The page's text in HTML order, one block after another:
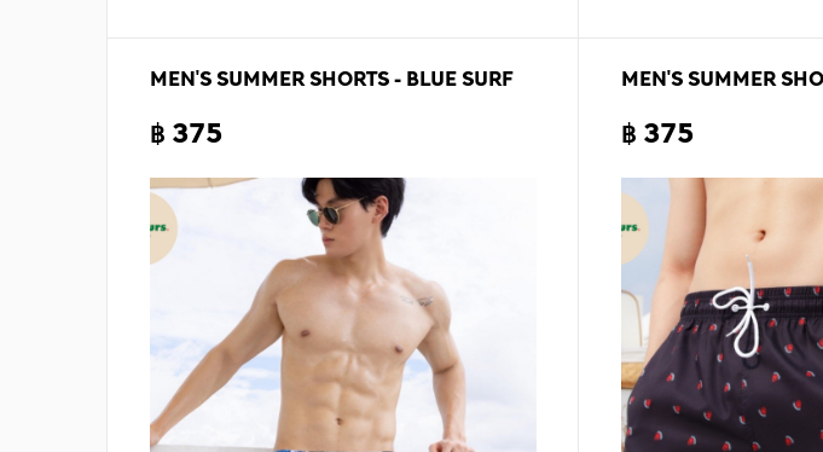
MEN'S SUMMER SHORTS - BLUE SURF
฿ 375 ฿ 375